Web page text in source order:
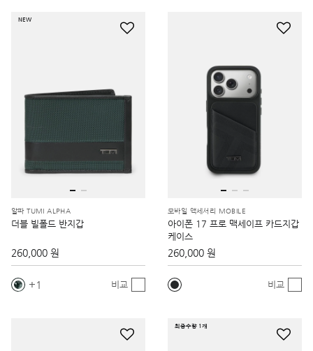
NEW
알파 TUMI ALPHA
더블 빌폴드 반지갑
260,000 원
1 비교
모바일 액세서리 MOBILE
아이폰 17 프로 맥세이프 카드지갑
케이스
260,000 원
비교
최종수량 1개